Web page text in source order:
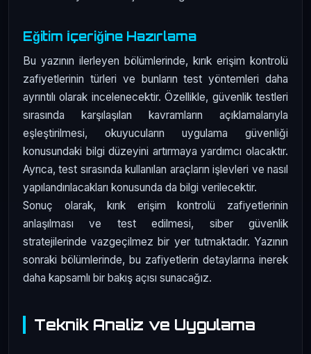
Eğitim İçeriğine Hazırlama
Bu yazının ilerleyen bölümlerinde, kırık erişim kontrolü
zafiyetlerinin türleri ve bunların test yöntemleri daha
ayrıntılı olarak incelenecektir. Özellikle, güvenlik testleri
sırasında karşılaşılan kavramların açıklamalarıyla
eşleştirilmesi, okuyucuların uygulama güvenliği
konusundaki bilgi düzeyini artırmaya yardımcı olacaktır.
Ayrıca, test sırasında kullanılan araçların işlevleri ve nasıl
yapılandırılacakları konusunda da bilgi verilecektir.
Sonuç olarak, kırık erişim kontrolü zafiyetlerinin
anlaşılması ve test edilmesi, siber güvenlik
stratejilerinde vazgeçilmez bir yer tutmaktadır. Yazının
sonraki bölümlerinde, bu zafiyetlerin detaylarına inerek
daha kapsamlı bir bakış açısı sunacağız.
Teknik Analiz ve Uygulama